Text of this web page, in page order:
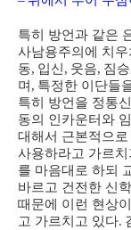
특히 방언과 같은
사남용주의에 치
동, 입신 , 웃음, 짐승
며 , 특정한 이단들
특히 방언을 정통
동의 인카운터와
대해서 근본적으
사용하라고 가르치
를 마음대로 하되
바르고 건전한 신
때문에 이런 현상
고 가르치고 있다.